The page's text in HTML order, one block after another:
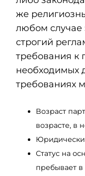
же
любом случае
строгий
требования к
необходимых
требованиях
Возраст
возрасте, в
Статус на
пребывает в